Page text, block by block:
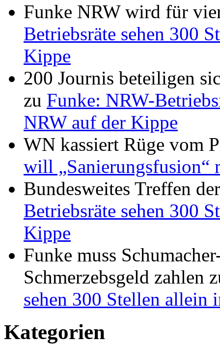
Funke NRW wird für
Betriebsräte sehen 300
Kippe
200 Journis beteiligen
zu Funke: NRW-
NRW auf der Kippe
WN kassiert Rüge vom
will „Sanierungsfusion“
Bundesweites Treffen
Betriebsräte sehen 300
Kippe
Funke muss
Schmerzebsgeld zahlen
sehen 300 Stellen allein
Kategorien